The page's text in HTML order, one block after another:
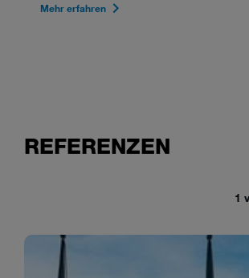
Mehr erfahren
REFERENZEN
1